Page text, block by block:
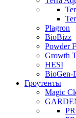
Plagron
BioBizz
Powder
Growth
HESI
BioGen-
Гроутенты
Magic